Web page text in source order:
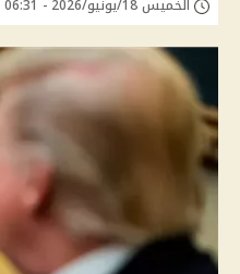
الخميس 18/يونيو/2026 - 06:31 م